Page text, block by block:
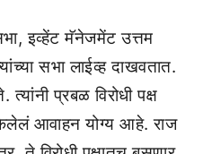
इव्हेंट मॅनेजमेंट उत्तम
सभा लाईव्ह दाखवतात.
त्यांनी प्रबळ विरोधी पक्ष
आवाहन योग्य आहे. राज